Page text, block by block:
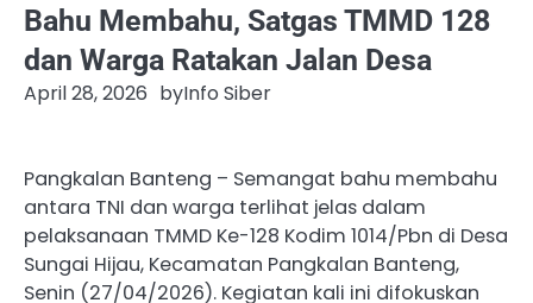
Bahu Membahu, Satgas TMMD 128
dan Warga Ratakan Jalan Desa
April 28, 2026 byInfo Siber
Pangkalan Banteng – Semangat bahu membahu
antara TNI dan warga terlihat jelas dalam
pelaksanaan TMMD Ke-128 Kodim 1014/Pbn di Desa
Sungai Hijau, Kecamatan Pangkalan Banteng,
Senin (27/04/2026). Kegiatan kali ini difokuskan